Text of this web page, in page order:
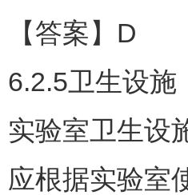
【答案】D
6.2.5卫生设施
实验室卫生设
应根据实验室